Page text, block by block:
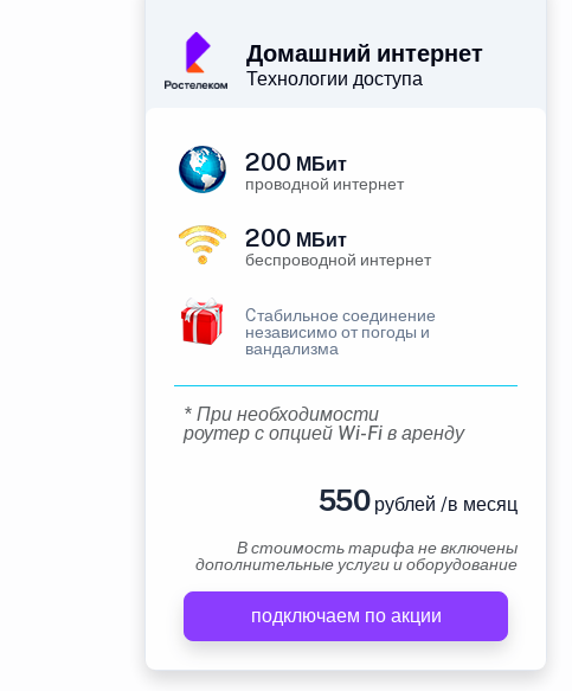
Домашний интернет
Технологии доступа
200 МБит
проводной интернет
200 МБит
беспроводной интернет
Cтабильное соединение
независимо от погоды и
вандализма
* При необходимости
роутер с опцией Wi-Fi в аренду
550рублей /в месяц
В стоимость тарифа не включены
дополнительные услуги и оборудование
подключаем по акции